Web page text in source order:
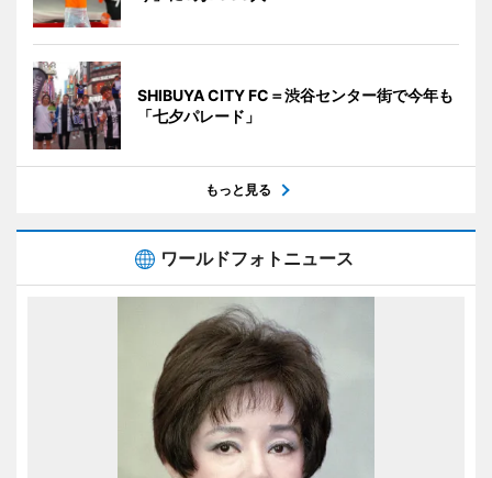
SHIBUYA CITY FC＝渋谷センター街で今年も
「七夕パレード」
もっと見る
ワールドフォトニュース